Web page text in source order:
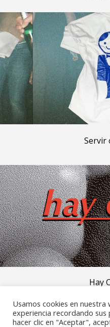
Servir
Hay
Usamos cookies en
experiencia recordando sus
hacer clic en "Aceptar",